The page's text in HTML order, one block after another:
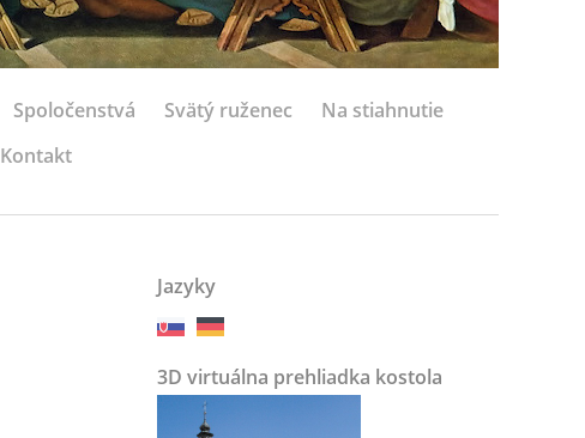
Spoločenstvá Svätý ruženec
Na stiahnutie
Kontakt
Jazyky
3D virtuálna prehliadka kostola